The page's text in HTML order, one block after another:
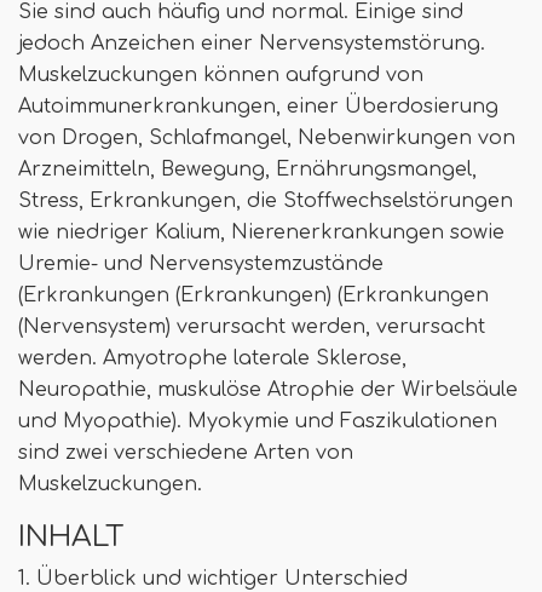
Sie sind auch häufig und normal. Einige sind
jedoch Anzeichen einer Nervensystemstörung.
Muskelzuckungen können aufgrund von
Autoimmunerkrankungen, einer Überdosierung
von Drogen, Schlafmangel, Nebenwirkungen von
Arzneimitteln, Bewegung, Ernährungsmangel,
Stress, Erkrankungen, die Stoffwechselstörungen
wie niedriger Kalium, Nierenerkrankungen sowie
Uremie- und Nervensystemzustände
(Erkrankungen (Erkrankungen) (Erkrankungen
(Nervensystem) verursacht werden, verursacht
werden. Amyotrophe laterale Sklerose,
Neuropathie, muskulöse Atrophie der Wirbelsäule
und Myopathie). Myokymie und Faszikulationen
sind zwei verschiedene Arten von
Muskelzuckungen.
INHALT
1. Überblick und wichtiger Unterschied